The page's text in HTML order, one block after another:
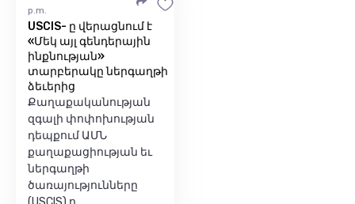
p.m.
USCIS- ը վերացնում է
«Մեկ այլ գենդերային
ինքնության»
տարբերակը ներգաղթի
ձեւերից
Քաղաքականության
զգալի փոփոխության
դեպքում ԱՄՆ
քաղաքացիության եւ
ներգաղթի
ծառայությունները